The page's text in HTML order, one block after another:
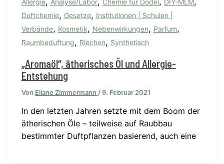
Allergie Analyse/Labor Chemie für Dödel DIY-MLM
Duftchemie, Gesetze, Institutionen | Schulen |
Verbände, Kosmetik, Nebenwirkungen, Parfum,
Raumbeduftung, Riechen, Synthetisch
„Aromaöl“, ätherisches Öl und Allergie-
Entstehung
Von Eliane Zimmermann /9. Februar 2021
In den letzten Jahren setzte mit dem Boom der
ätherischen Öle – teilweise auf Raubbau
bestimmter Duftpflanzen basierend, auch eine